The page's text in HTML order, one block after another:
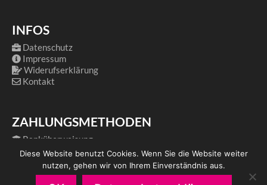
INFOS
Datenschutz
Impressum
Widerufserklärung
Kontakt
ZAHLUNGSMETHODEN
Banküberweisung
PayPal
Diese Website benutzt Cookies. Wenn Sie die Website weiter
nutzen, gehen wir von Ihrem Einverständnis aus.